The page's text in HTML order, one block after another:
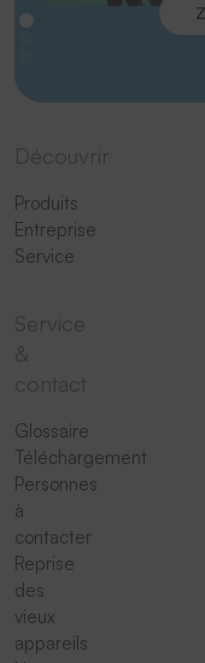
Produits
Entreprise
Service
Glossaire
Téléchargement
Personnes
à
contacter
Reprise
des
vieux
appareils